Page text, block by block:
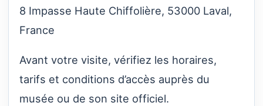
8 Impasse Haute Chiffolière, 53000 Laval,
France
Avant votre visite, vérifiez les horaires,
tarifs et conditions d’accès auprès du
musée ou de son site officiel.